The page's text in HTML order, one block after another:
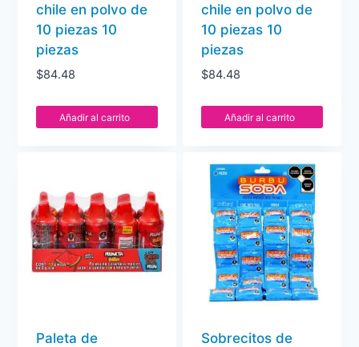
chile en polvo de
10 piezas 10
piezas
$84.48
Añadir al carrito
chile en polvo de
10 piezas 10
piezas
$84.48
Añadir al carrito
Paleta de
Sobrecitos de